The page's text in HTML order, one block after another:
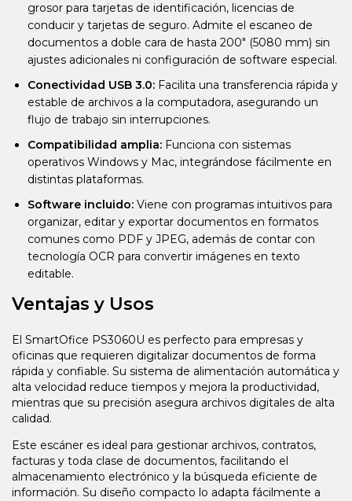
grosor para tarjetas de identificación, licencias de
conducir y tarjetas de seguro. Admite el escaneo de
documentos a doble cara de hasta 200" (5080 mm) sin
ajustes adicionales ni configuración de software especial.
Conectividad USB 3.0: Facilita una transferencia rápida y
estable de archivos a la computadora, asegurando un
flujo de trabajo sin interrupciones.
Compatibilidad amplia: Funciona con sistemas
operativos Windows y Mac, integrándose fácilmente en
distintas plataformas.
Software incluido: Viene con programas intuitivos para
organizar, editar y exportar documentos en formatos
comunes como PDF y JPEG, además de contar con
tecnología OCR para convertir imágenes en texto
editable.
Ventajas y Usos
El SmartOfice PS3060U es perfecto para empresas y
oficinas que requieren digitalizar documentos de forma
rápida y confiable. Su sistema de alimentación automática y
alta velocidad reduce tiempos y mejora la productividad,
mientras que su precisión asegura archivos digitales de alta
calidad.
Este escáner es ideal para gestionar archivos, contratos,
facturas y toda clase de documentos, facilitando el
almacenamiento electrónico y la búsqueda eficiente de
información. Su diseño compacto lo adapta fácilmente a